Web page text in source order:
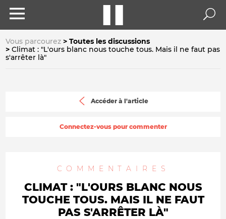
Vous parcourez
Toutes les discussions
Climat : "L'ours blanc nous touche tous. Mais il ne faut pas
s'arrêter là"
Accéder à l'article
Connectez-vous pour commenter
COMMENTAIRES
CLIMAT : "L'OURS BLANC NOUS
TOUCHE TOUS. MAIS IL NE FAUT
PAS S'ARRÊTER LÀ"